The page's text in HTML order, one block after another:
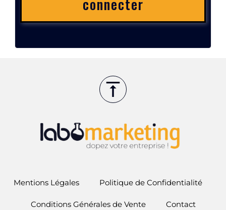
Mentions Légales Politique de Confidentialité
Conditions Générales de Vente Contact